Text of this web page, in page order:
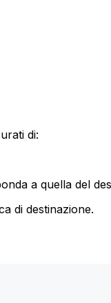
di:
a quella del
di destinazione.